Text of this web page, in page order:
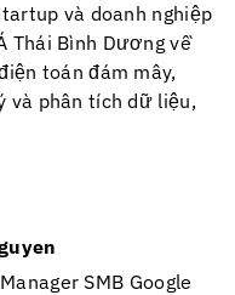
và doanh nghiệp
Thái Bình Dương về
toán đám mây,
và phân tích dữ liệu,
SMB Google